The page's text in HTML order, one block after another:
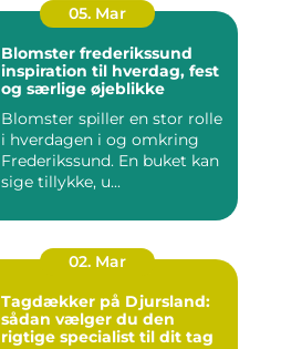
05. Mar
Blomster frederikssund
inspiration til hverdag, fest
og særlige øjeblikke
Blomster spiller en stor rolle
i hverdagen i og omkring
Frederikssund. En buket kan
sige tillykke, u...
02. Mar
Tagdækker på Djursland:
sådan vælger du den
rigtige specialist til dit tag